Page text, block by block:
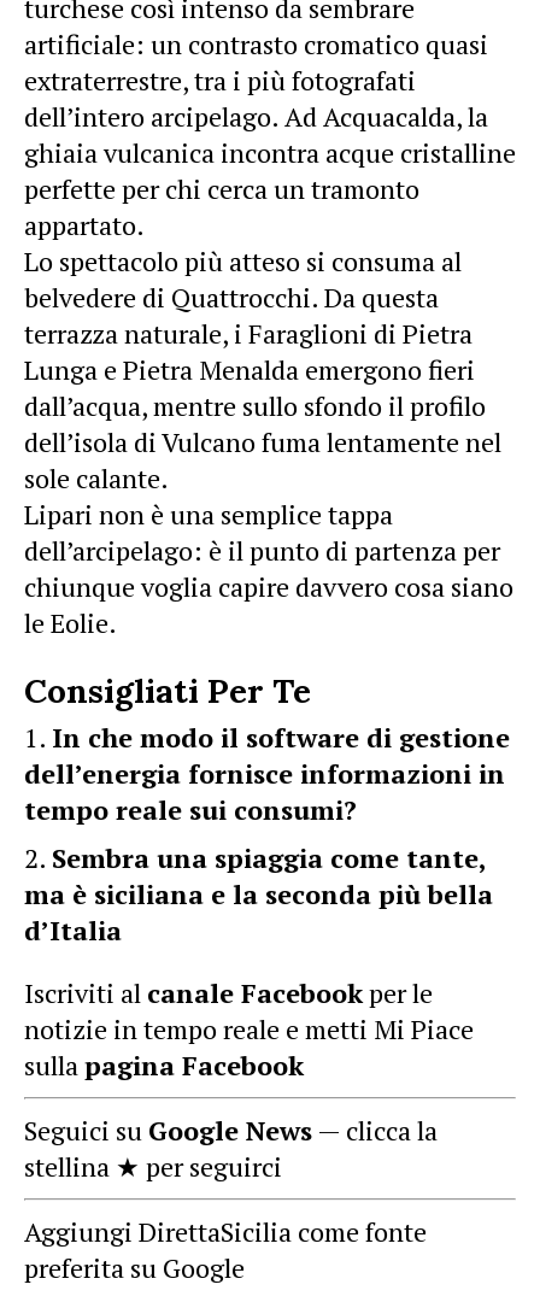
turchese così intenso da sembrare
artificiale: un contrasto cromatico quasi
extraterrestre, tra i più fotografati
dell’intero arcipelago. Ad Acquacalda, la
ghiaia vulcanica incontra acque cristalline
perfette per chi cerca un tramonto
appartato.
Lo spettacolo più atteso si consuma al
belvedere di Quattrocchi. Da questa
terrazza naturale, i Faraglioni di Pietra
Lunga e Pietra Menalda emergono fieri
dall’acqua, mentre sullo sfondo il profilo
dell’isola di Vulcano fuma lentamente nel
sole calante.
Lipari non è una semplice tappa
dell’arcipelago: è il punto di partenza per
chiunque voglia capire davvero cosa siano
le Eolie.
Consigliati Per Te
In che modo il software di gestione
dell’energia fornisce informazioni in
tempo reale sui consumi?
Sembra una spiaggia come tante,
ma è siciliana e la seconda più bella
d’Italia
Iscriviti al canale Facebookper le
notizie in tempo reale e metti Mi Piace
sullapagina Facebook
Seguici su Google News — clicca la
stellina ★ per seguirci
Aggiungi DirettaSicilia come fonte
preferita su Google